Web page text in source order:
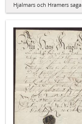
Hjalmars och Hramers saga